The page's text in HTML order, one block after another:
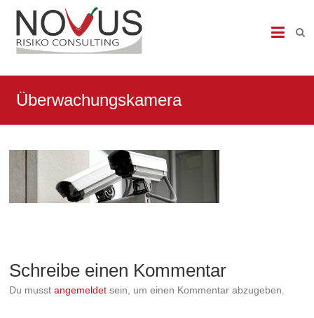
NOVUS
Risiko
Consulting
Datenschutzbeauftragter,
GVO,
Brandmeldeanlagen,
Sicherheitstechnik,
Brandschutz,
Einbruchtechnik,
Zutrittskontrolle,
Videoueberwachung
Überwachungskamera
Schreibe einen Kommentar
Du musstangemeldet sein, um einen Kommentar abzugeben.